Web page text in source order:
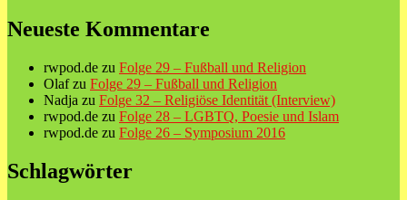
Neueste Kommentare
rwpod.de zu Folge 29 – Fußball und Religion
Olafzu Folge 29 – Fußball und Religion
Nadja zu Folge 32 – Religiöse Identität (Interview)
rwpod.de zu Folge 28 – LGBTQ, Poesie und Islam
rwpod.de zu Folge 26 – Symposium 2016
Schlagwörter